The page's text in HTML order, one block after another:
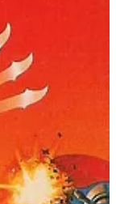
Loco Motive